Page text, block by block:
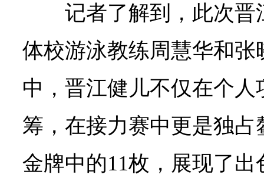
记者了解到，此次
体校游泳教练周慧华和
中，晋江健儿不仅在个
筹，在接力赛中更是独占
金牌中的11枚，展现了